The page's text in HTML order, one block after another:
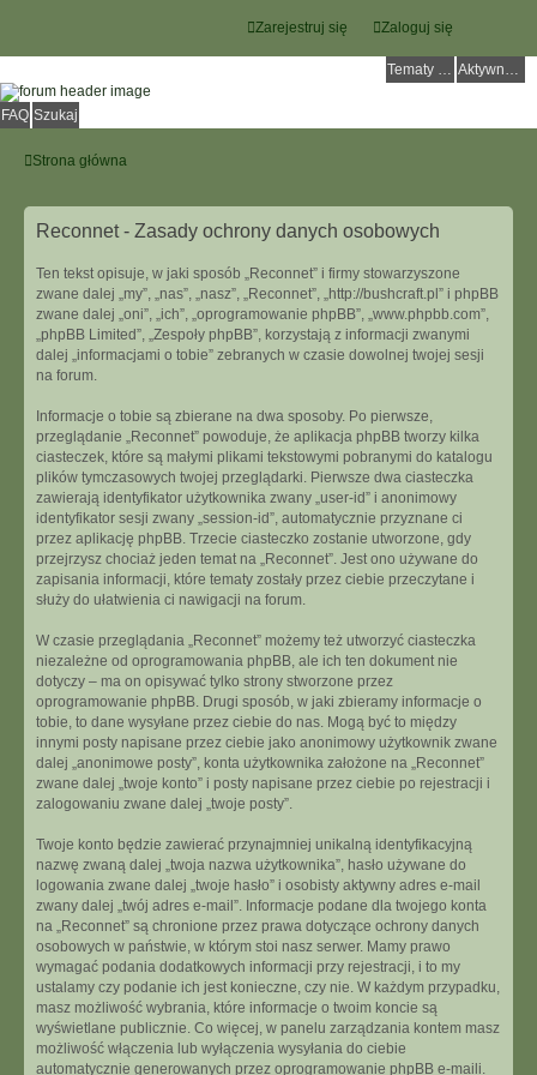
Zaloguj się
Zarejestruj się
Tematy bez odpowiedzi Aktywne tematy
FAQ Szukaj
Strona główna
Reconnet - Zasady ochrony danych osobowych
Ten tekst opisuje, w jaki sposób „Reconnet” i firmy stowarzyszone
zwane dalej „my”, „nas”, „nasz”, „Reconnet”, „http://bushcraft.pl” i phpBB
zwane dalej „oni”, „ich”, „oprogramowanie phpBB”, „www.phpbb.com”,
„phpBB Limited”, „Zespoły phpBB”, korzystają z informacji zwanymi
dalej „informacjami o tobie” zebranych w czasie dowolnej twojej sesji
na forum.
Informacje o tobie są zbierane na dwa sposoby. Po pierwsze,
przeglądanie „Reconnet” powoduje, że aplikacja phpBB tworzy kilka
ciasteczek, które są małymi plikami tekstowymi pobranymi do katalogu
plików tymczasowych twojej przeglądarki. Pierwsze dwa ciasteczka
zawierają identyfikator użytkownika zwany „user-id” i anonimowy
identyfikator sesji zwany „session-id”, automatycznie przyznane ci
przez aplikację phpBB. Trzecie ciasteczko zostanie utworzone, gdy
przejrzysz chociaż jeden temat na „Reconnet”. Jest ono używane do
zapisania informacji, które tematy zostały przez ciebie przeczytane i
służy do ułatwienia ci nawigacji na forum.
W czasie przeglądania „Reconnet” możemy też utworzyć ciasteczka
niezależne od oprogramowania phpBB, ale ich ten dokument nie
dotyczy – ma on opisywać tylko strony stworzone przez
oprogramowanie phpBB. Drugi sposób, w jaki zbieramy informacje o
tobie, to dane wysyłane przez ciebie do nas. Mogą być to między
innymi posty napisane przez ciebie jako anonimowy użytkownik zwane
dalej „anonimowe posty”, konta użytkownika założone na „Reconnet”
zwane dalej „twoje konto” i posty napisane przez ciebie po rejestracji i
zalogowaniu zwane dalej „twoje posty”.
Twoje konto będzie zawierać przynajmniej unikalną identyfikacyjną
nazwę zwaną dalej „twoja nazwa użytkownika”, hasło używane do
logowania zwane dalej „twoje hasło” i osobisty aktywny adres e-mail
zwany dalej „twój adres e-mail”. Informacje podane dla twojego konta
na „Reconnet” są chronione przez prawa dotyczące ochrony danych
osobowych w państwie, w którym stoi nasz serwer. Mamy prawo
wymagać podania dodatkowych informacji przy rejestracji, i to my
ustalamy czy podanie ich jest konieczne, czy nie. W każdym przypadku,
masz możliwość wybrania, które informacje o twoim koncie są
wyświetlane publicznie. Co więcej, w panelu zarządzania kontem masz
możliwość włączenia lub wyłączenia wysyłania do ciebie
automatycznie generowanych przez oprogramowanie phpBB e-maili.